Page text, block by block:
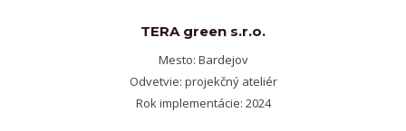
TERA green s.r.o.
Mesto: Bardejov
Odvetvie: projekčný ateliér
Rok implementácie: 2024